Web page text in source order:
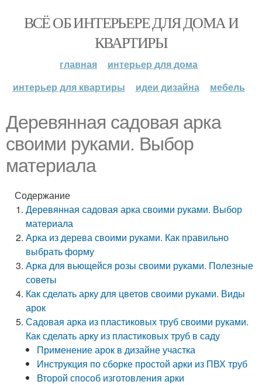
ВСЁ ОБ ИНТЕРЬЕРЕ ДЛЯ ДОМА И
КВАРТИРЫ
главная
интерьер для дома
интерьер для квартиры
идеи дизайна мебель
Деревянная садовая арка
своими руками. Выбор
материала
Содержание
Деревянная садовая арка своими руками. Выбор
материала
Арка из дерева своими руками. Как правильно
выбрать форму
Арка для вьющейся розы своими руками. Полезные
советы
Как сделать арку для цветов своими руками. Виды
арок
Садовая арка из пластиковых труб своими руками.
Как сделать арку из пластиковых труб в саду
Применение арок в дизайне участка
Инструкция по сборке простой арки из ПВХ труб
Второй способ изготовления арки